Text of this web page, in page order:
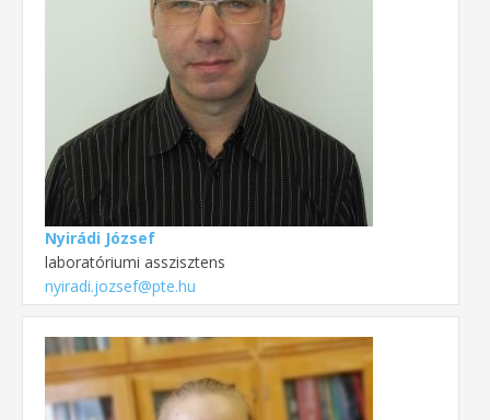
Nyirádi József
laboratóriumi asszisztens
nyiradi.jozsef@pte.hu